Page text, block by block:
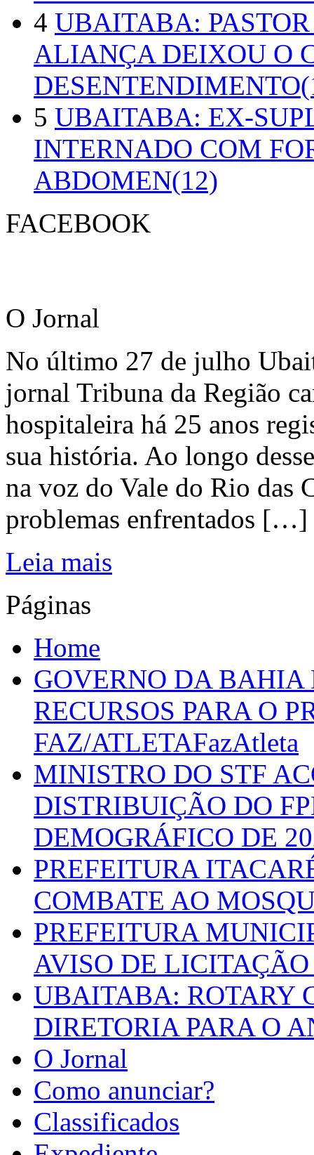
4 UBAITABA:
ALIANÇA DEIXOU O
5 UBAITABA: EX-
INTERNADO COM
ABDOMEN(12)
FACEBOOK
O Jornal
No último 27 de julho
jornal Tribuna da Região
hospitaleira há 25 anos
sua história. Ao longo
na voz do Vale do Rio das
problemas enfrentados […]
Leia mais
Páginas
Home
GOVERNO DA
RECURSOS PARA O
FAZ/ATLETAFazAtleta
MINISTRO DO STF
DISTRIBUIÇÃO DO
DEMOGRÁFICO DE
PREFEITURA
COMBATE AO
PREFEITURA
AVISO DE LICITAÇÃO
UBAITABA: ROTARY
DIRETORIA PARA O
O Jornal
Como anunciar?
Classificados